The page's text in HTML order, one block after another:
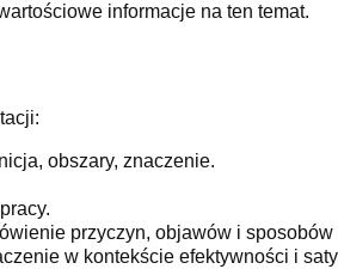
informacje na ten temat.
obszary, znaczenie.
przyczyn, objawów i
w kontekście efektywności i